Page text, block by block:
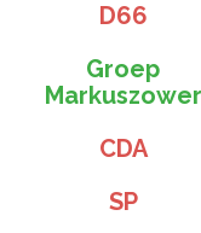
D66
Groep
Markuszower
CDA
SP